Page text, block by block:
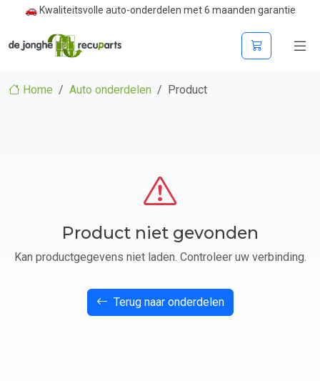
🚗 Kwaliteitsvolle auto-onderdelen met 6 maanden garantie
Home Auto onderdelen Product
Product niet gevonden
Kan productgegevens niet laden. Controleer uw verbinding.
Terug naar onderdelen